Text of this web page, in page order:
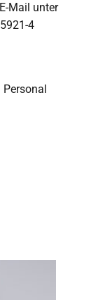
Mail unter
4
Personal